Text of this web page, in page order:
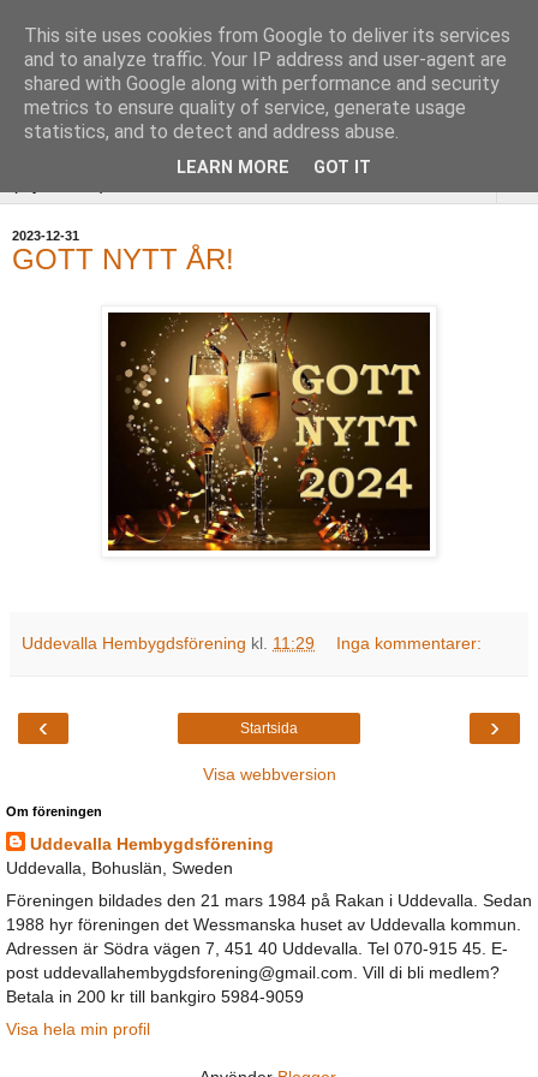
Uddevalla
Hembygdsförening
2023-12-31
GOTT NYTT ÅR!
Uddevalla Hembygdsförening kl. 11:29 Inga kommentarer:
‹ ›
Startsida
Visa webbversion
Om föreningen
Uddevalla Hembygdsförening
Uddevalla, Bohuslän, Sweden
Föreningen bildades den 21 mars 1984 på Rakan i Uddevalla. Sedan
1988 hyr föreningen det Wessmanska huset av Uddevalla kommun.
Adressen är Södra vägen 7, 451 40 Uddevalla. Tel 070-915 45. E-
post uddevallahembygdsforening@gmail.com. Vill di bli medlem?
Betala in 200 kr till bankgiro 5984-9059
Visa hela min profil
This site uses cookies from Google to deliver its services
and to analyze traffic. Your IP address and user-agent are
shared with Google along with performance and security
metrics to ensure quality of service, generate usage
statistics, and to detect and address abuse.
LEARN MORE GOT IT